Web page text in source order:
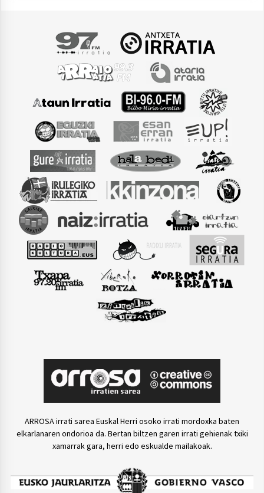
ARROSA irrati sarea Euskal Herri osoko irrati mordoxka baten
elkarlanaren ondorioa da. Bertan biltzen garen irrati gehienak txiki
xamarrak gara, herri edo eskualde mailakoak.